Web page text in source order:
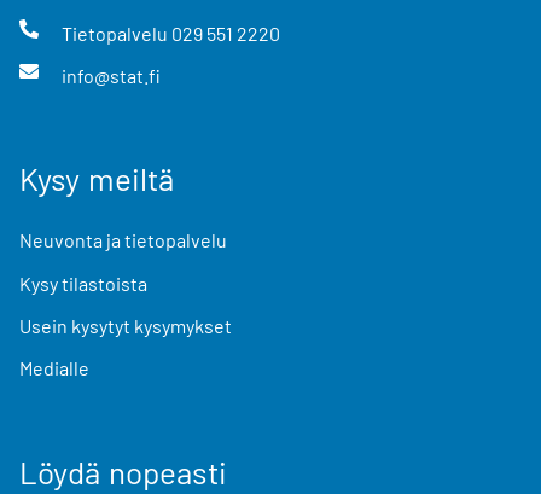
Tietopalvelu 029 551 2220
info@stat.fi
Kysy meiltä
Neuvonta ja tietopalvelu
Kysy tilastoista
Usein kysytyt kysymykset
Medialle
Löydä nopeasti